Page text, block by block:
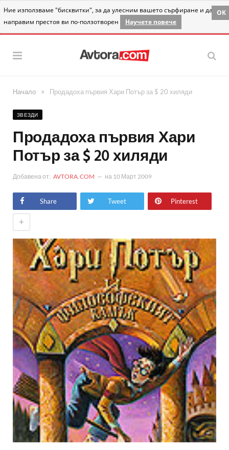
Ние използваме "бисквитки", за да улесним вашето сърфиране и да
направим престоя ви по-ползотворен
Научете повече
OK
Начало » Продадоха първия Хари Потър за $ 20 хиляди
ЗВЕЗДИ
Продадоха първия Хари
Потър за $ 20 хиляди
Добавена от: AVTORA.COM на 10 Март 2009
Share Tweet Pinterest
+